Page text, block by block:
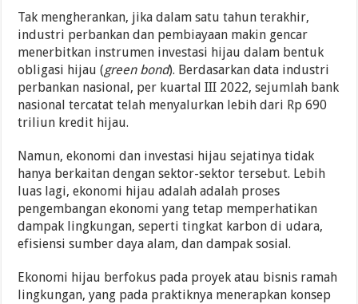
Tak mengherankan, jika dalam satu tahun terakhir,
industri perbankan dan pembiayaan makin gencar
menerbitkan instrumen investasi hijau dalam bentuk
obligasi hijau (green bond). Berdasarkan data industri
perbankan nasional, per kuartal III 2022, sejumlah bank
nasional tercatat telah menyalurkan lebih dari Rp 690
triliun kredit hijau.
Namun, ekonomi dan investasi hijau sejatinya tidak
hanya berkaitan dengan sektor-sektor tersebut. Lebih
luas lagi, ekonomi hijau adalah adalah proses
pengembangan ekonomi yang tetap memperhatikan
dampak lingkungan, seperti tingkat karbon di udara,
efisiensi sumber daya alam, dan dampak sosial.
Ekonomi hijau berfokus pada proyek atau bisnis ramah
lingkungan, yang pada praktiknya menerapkan konsep